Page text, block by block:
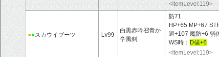
<ItemLevel:119>
●●スカウイブーツ Lv99
白黒赤吟召青か
学風剣
防71
HP+65 MP+67
避+107 魔防+6 弱
WS時： D値+6
<ItemLevel:119>